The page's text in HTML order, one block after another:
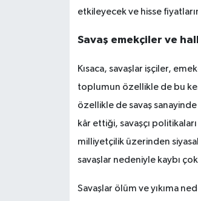
etkileyecek ve hisse
Savaş emekçiler ve
Kısaca, savaşlar işçiler,
toplumun özellikle de bu
özellikle de savaş
kâr ettiği, savaşçı
milliyetçilik üzerinden
savaşlar nedeniyle kaybı
Savaşlar ölüm ve yıkıma